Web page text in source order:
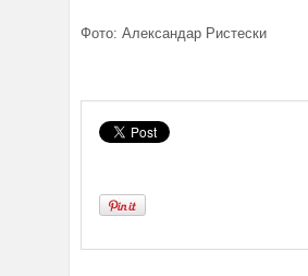
Фото: Александар Ристески